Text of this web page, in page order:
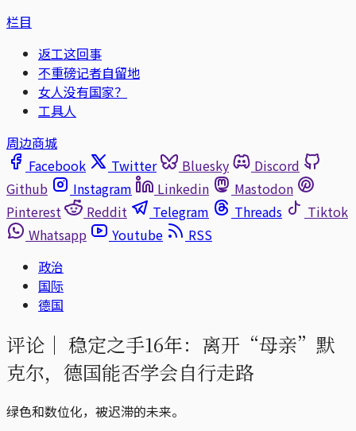
栏目
返工这回事
不重磅记者自留地
女人没有国家？
工具人
周边商城
Facebook
Twitter Bluesky
Discord
Github
Instagram Linkedin
Mastodon
Pinterest
Reddit Telegram Threads
Tiktok
Whatsapp
Youtube
RSS
政治
国际
德国
评论｜ 稳定之手16年：离开“母亲”默
克尔，德国能否学会自行走路
绿色和数位化，被迟滞的未来。